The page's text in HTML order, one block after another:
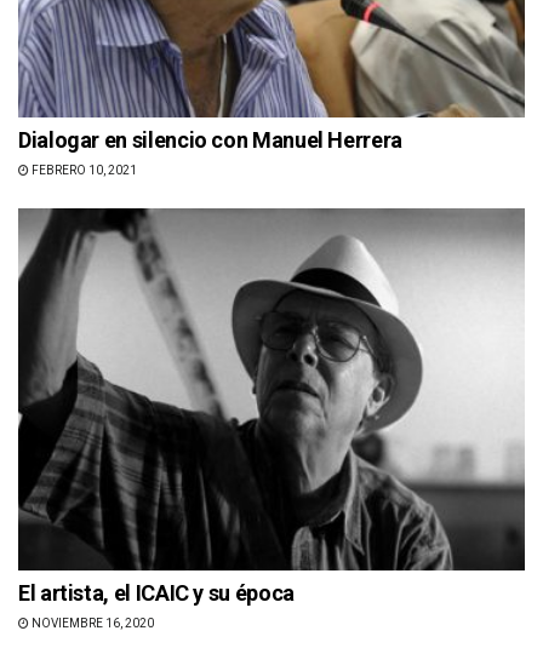
Dialogar en silencio con Manuel Herrera
FEBRERO 10, 2021
El artista, el ICAIC y su época
NOVIEMBRE 16, 2020